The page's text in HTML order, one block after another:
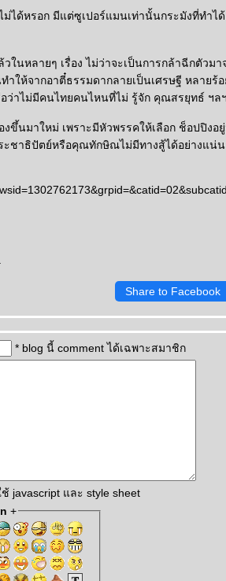
ได้หรอก มีแต่ซูเปอร์แมนเท่านั้นกระมังที่ทำไ
นหลายๆ เรื่อง ไม่ว่าจะเป็นการกล้าฉีกตัวม
ให้จากอาตี๋ธรรมดากลายเป็นเศรษฐี หลายร้
ว่าไม่มีคนไทยคนไหนที่ไม่ รู้จัก คุณสรยุทธ์ ฯลฯ
งขึ้นมาใหม่ เพราะมีหัวพรรคให้เลือก ช็อปปิงอ
ะชาธิปัตย์หรือคุณทักษิณไม่มีทางสู้ได้อย่างแน่
Share to Facebook
* blog นี้ comment ได้เฉพาะสมาชิก
javascript และ style sheet
+